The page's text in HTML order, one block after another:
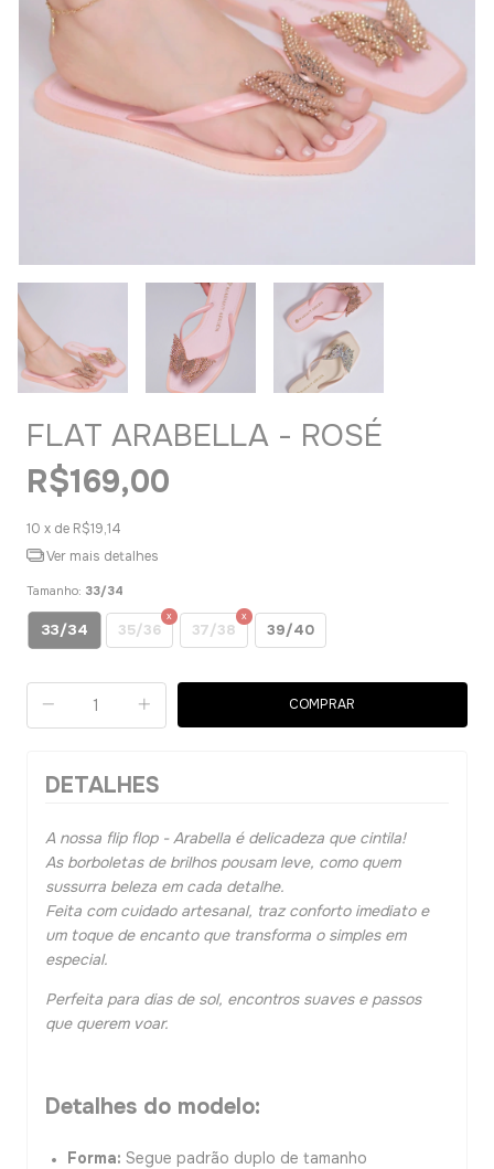
FLAT ARABELLA - ROSÉ
R$169,00
10 x de R$19,14
Ver mais detalhes
Tamanho: 33/34
33/34 35/36 37/38 39/40
DETALHES
A nossa flip flop - Arabella é delicadeza que cintila!
As borboletas de brilhos pousam leve, como quem
sussurra beleza em cada detalhe.
Feita com cuidado artesanal, traz conforto imediato e
um toque de encanto que transforma o simples em
especial.
Perfeita para dias de sol, encontros suaves e passos
que querem voar.
Detalhes do modelo:
Forma: Segue padrão duplo de tamanho